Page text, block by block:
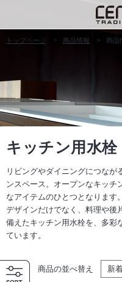
トップページ 商品情報 商品
キッチン用水栓
リビングやダイニングにつなが
ンスペース。オープンなキッチ
なアイテムのひとつとなります
デザインだけでなく、料理や後
備えたキッチン用水栓を、多彩
ています。
商品の並べ替え